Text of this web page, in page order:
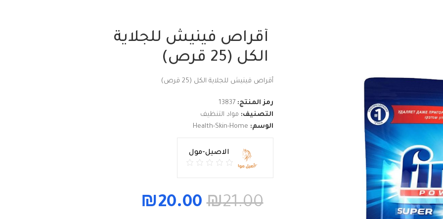
أقراص فينيش للجلاية
الكل (25 قرص)
أقراص فينيش للجلاية الكل (25 قرص)
رمز المنتج:13837
التصنيف: مواد التنظيف
الوسم: Health-Skin-Home
الاصيل-مول
₪21.00
₪20.00